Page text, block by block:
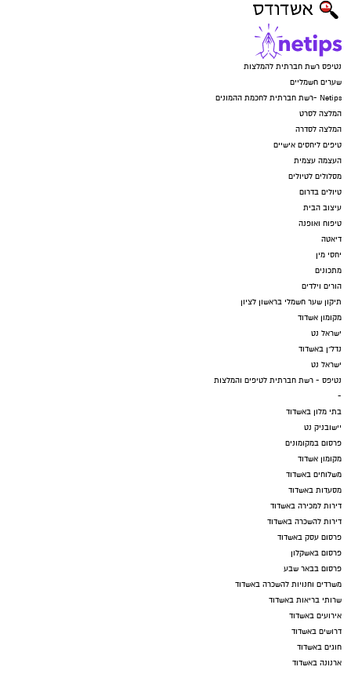
נטיפס רשת חברתית להמלצות
שערים חשמליים
Netips -רשת חברתית לחכמת ההמונים
המלצה לסרט
המלצה לסדרה
טיפים ליחסים אישיים
העצמה עצמית
מסלולים לטיולים
טיולים בדרום
עיצוב הבית
טיפוח ואופנה
דיאטה
יחסי מין
מתכונים
הורים וילדים
תיקון שער חשמלי בראשון לציון
מקומון אשדוד
ישראל נט
נדל"ן באשדוד
ישראל נט
נטיפס - רשת חברתית לטיפים והמלצות
-
בתי מלון באשדוד
יישובניק נט
פרסום במקומונים
מקומון אשדוד
משלוחים באשדוד
מסעדות באשדוד
דירות למכירה באשדוד
דירות להשכרה באשדוד
פרסום עסק באשדוד
פרסום באשקלון
פרסום בבאר שבע
משרדים וחנויות להשכרה באשדוד
שרותי בריאות באשדוד
אירועים באשדוד
דרושים באשדוד
חוגים באשדוד
ארנונה באשדוד